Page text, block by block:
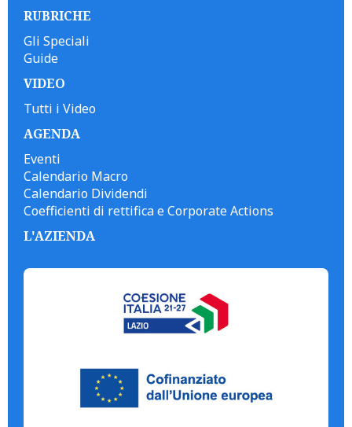
RUBRICHE
Gli Speciali
Guide
VIDEO
Tutti i Video
AGENDA
Eventi
Calendario Macro
Calendario Dividendi
Coefficienti di rettifica e Corporate Actions
L'AZIENDA